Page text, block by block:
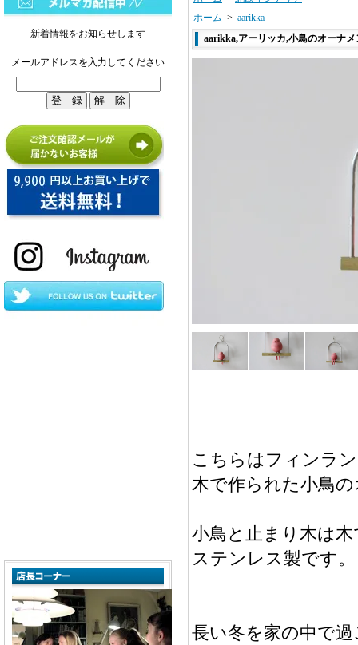
新着情報をお知らせします
メールアドレスを入力してください
ホーム > aarikka
aarikka,アーリッカ,小鳥のオーナ
こちらはフィンラ
木で作られた小鳥
小鳥と止まり木は
ステンレス製です。
長い冬を家の中で